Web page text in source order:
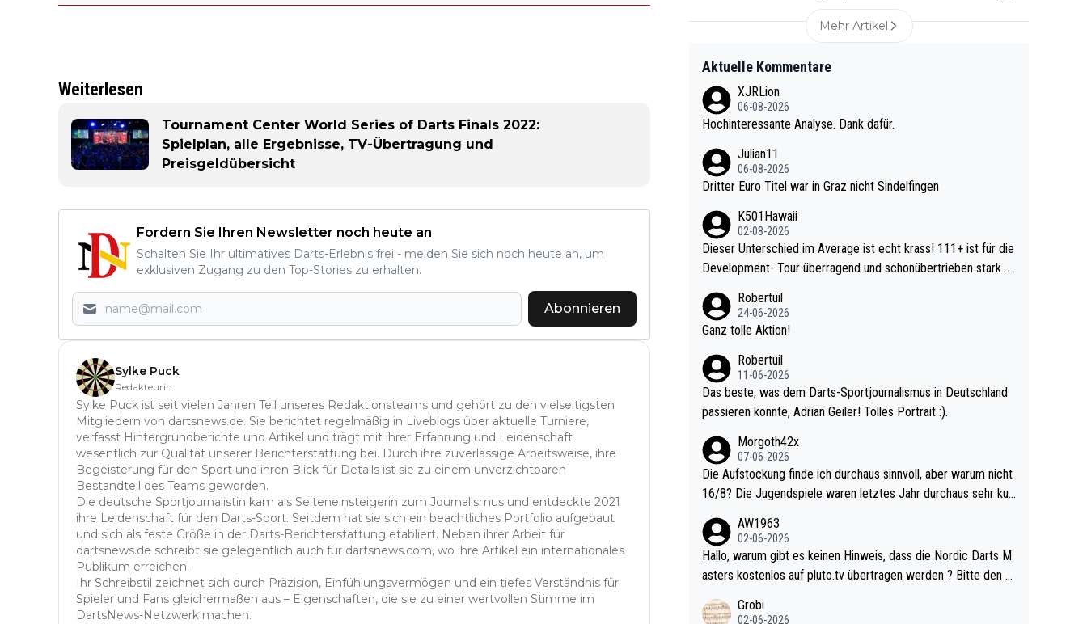
Weiterlesen
Tournament Center World Series of Darts Finals 2022:
Spielplan, alle Ergebnisse, TV-Übertragung und
Preisgeldübersicht
Fordern Sie Ihren Newsletter noch heute an
Schalten Sie Ihr ultimatives Darts-Erlebnis frei - melden Sie sich noch heute an, um
exklusiven Zugang zu den Top-Stories zu erhalten.
Abonnieren
Sylke Puck
Redakteurin
Sylke Puck ist seit vielen Jahren Teil unseres Redaktionsteams und gehört zu den vielseitigsten
Mitgliedern von dartsnews.de. Sie berichtet regelmäßig in Liveblogs über aktuelle Turniere,
verfasst Hintergrundberichte und Artikel und trägt mit ihrer Erfahrung und Leidenschaft
wesentlich zur Qualität unserer Berichterstattung bei. Durch ihre zuverlässige Arbeitsweise, ihre
Begeisterung für den Sport und ihren Blick für Details ist sie zu einem unverzichtbaren
Bestandteil des Teams geworden.
Die deutsche Sportjournalistin kam als Seiteneinsteigerin zum Journalismus und entdeckte 2021
ihre Leidenschaft für den Darts-Sport. Seitdem hat sie sich ein beachtliches Portfolio aufgebaut
und sich als feste Größe in der Darts-Berichterstattung etabliert. Neben ihrer Arbeit für
dartsnews.de schreibt sie gelegentlich auch für dartsnews.com, wo ihre Artikel ein internationales
Publikum erreichen.
Ihr Schreibstil zeichnet sich durch Präzision, Einfühlungsvermögen und ein tiefes Verständnis für
Spieler und Fans gleichermaßen aus – Eigenschaften, die sie zu einer wertvollen Stimme im
DartsNews-Netzwerk machen.
Mehr Artikel
Aktuelle Kommentare
XJRLion
06-08-2026
Hochinteressante Analyse. Dank dafür.
Julian11
06-08-2026
Dritter Euro Titel war in Graz nicht Sindelfingen
K501Hawaii
02-08-2026
Dieser Unterschied im Average ist echt krass! 111+ ist für die
Development- Tour überragend und schonübertrieben stark. U
e mal 40+ erst recht. Da gewinnst keinen Blumentopf - ist ja n
och krasser wie ein Pokalspiel eines Kreisligisten vs einem Bu
Robertuil
24-06-2026
Ganz tolle Aktion!
Robertuil
11-06-2026
Das beste, was dem Darts-Sportjournalismus in Deutschland
passieren konnte, Adrian Geiler! Tolles Portrait :).
Morgoth42x
07-06-2026
Die Aufstockung finde ich durchaus sinnvoll, aber warum nicht
16/8? Die Jugendspiele waren letztes Jahr durchaus sehr kur
l. Allerdings ist Mitchell Lawrie als Nummer 1 der Welt eh quali
fiziert. Somit ändert die automatische Qualifikation des Weltm
eisters erstmal nichts. Ich denke sie wollen damit für nächste
d wohl wenig WDF Turniere spielen. Dies war bei Archie Self l
AW1963
02-06-2026
Hallo, warum gibt es keinen Hinweis, dass die Nordic Darts M
asters kostenlos auf pluto.tv übertragen werden ? Bitte den A
Grobi
02-06-2026